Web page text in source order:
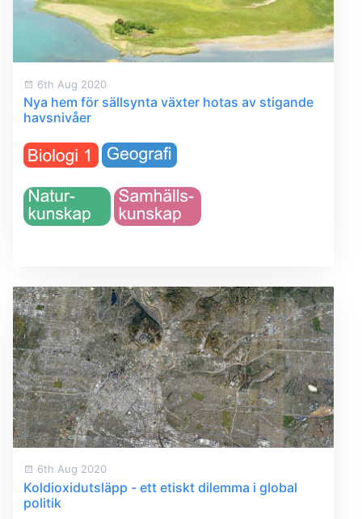
6th Aug 2020
Nya hem för sällsynta växter hotas av stigande
havsnivåer
6th Aug 2020
Koldioxidutsläpp - ett etiskt dilemma i global
politik